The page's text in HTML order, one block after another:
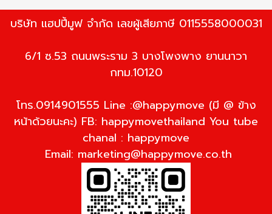
บริษัท แฮปปี้มูฟ จำกัด เลขผู้เสียภาษี 0115558000031
6/1 ซ.53 ถนนพระราม 3 บางโพงพาง ยานนาวา
กทม.10120
โทร.0914901555 Line :@happymove (มี @ ข้าง
หน้าด้วยนะคะ) FB: happymovethailand You tube
chanal : happymove
Email: marketing@happymove.co.th